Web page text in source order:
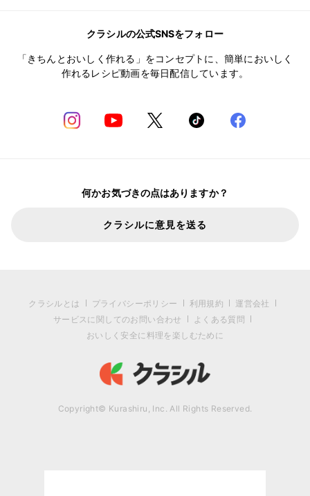
クラシルの公式SNSをフォロー
「きちんとおいしく作れる」をコンセプトに、簡単においしく
作れるレシピ動画を毎日配信しています。
何かお気づきの点はありますか？
クラシルに意見を送る
クラシルとは プライバシーポリシー 利用規約
運営会社
サービスに関してのお問い合わせ
よくある質問
おいしく安全に料理を楽しむために
Copyright© Kurashiru, Inc. All Rights Reserved.